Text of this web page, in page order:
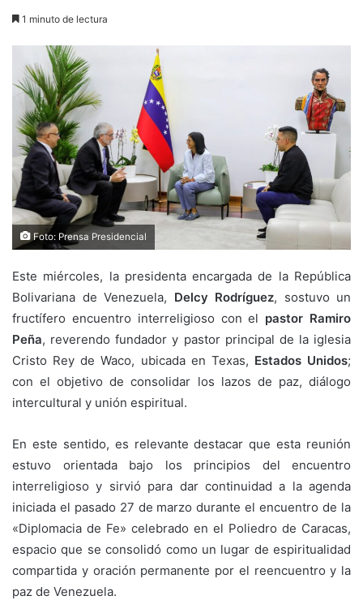
1 minuto de lectura
Foto: Prensa Presidencial
Este miércoles, la presidenta encargada de la República
Bolivariana de Venezuela, Delcy Rodríguez, sostuvo un
fructífero encuentro interreligioso con el pastor Ramiro
Peña, reverendo fundador y pastor principal de la iglesia
Cristo Rey de Waco, ubicada en Texas, Estados Unidos;
con el objetivo de consolidar los lazos de paz, diálogo
intercultural y unión espiritual.
En este sentido, es relevante destacar que esta reunión
estuvo orientada bajo los principios del encuentro
interreligioso y sirvió para dar continuidad a la agenda
iniciada el pasado 27 de marzo durante el encuentro de la
«Diplomacia de Fe» celebrado en el Poliedro de Caracas,
espacio que se consolidó como un lugar de espiritualidad
compartida y oración permanente por el reencuentro y la
paz de Venezuela.